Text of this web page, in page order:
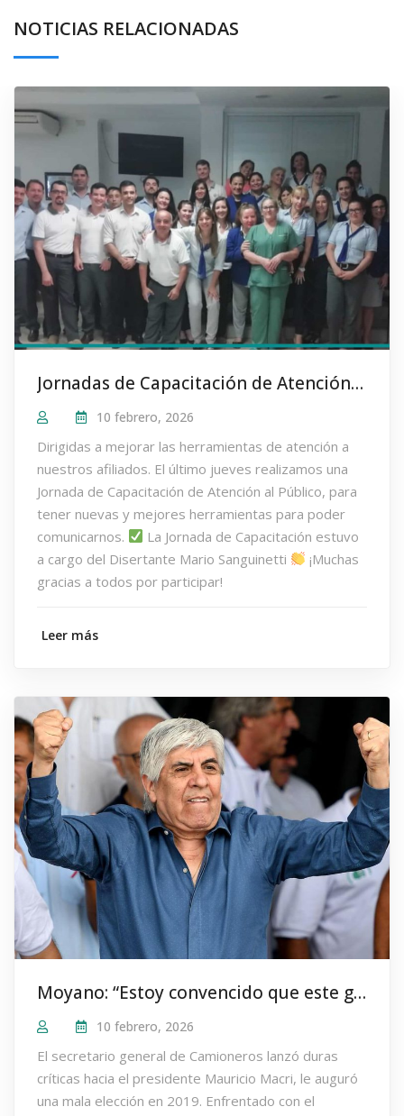
NOTICIAS RELACIONADAS
Jornadas de Capacitación de Atención al Público a cargo de Mario Sanguinetti
10 febrero, 2026
Dirigidas a mejorar las herramientas de atención a
nuestros afiliados. El último jueves realizamos una
Jornada de Capacitación de Atención al Público, para
tener nuevas y mejores herramientas para poder
comunicarnos.
La Jornada de Capacitación estuvo
a cargo del Disertante Mario Sanguinetti
¡Muchas
gracias a todos por participar!
Leer más
Moyano: “Estoy convencido que este gobierno no puede ganar en 2019”
10 febrero, 2026
El secretario general de Camioneros lanzó duras
críticas hacia el presidente Mauricio Macri, le auguró
una mala elección en 2019. Enfrentado con el